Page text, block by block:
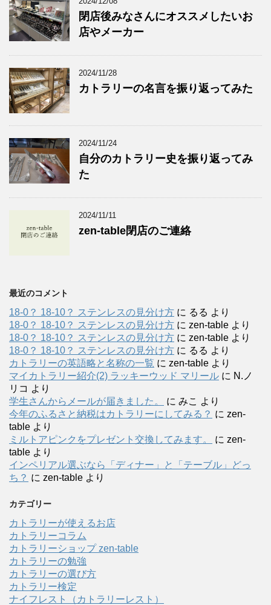
閉店後みなさんにオススメしたいお
店やメーカー
2024/11/28
カトラリーの名言を振り返ってみた
2024/11/24
自分のカトラリー史を振り返ってみ
た
2024/11/11
zen-table閉店のご連絡
最近のコメント
18-0？ 18-10？ ステンレスの見分け方 に るる より
18-0？ 18-10？ ステンレスの見分け方 に zen-table より
18-0？ 18-10？ ステンレスの見分け方 に zen-table より
18-0？ 18-10？ ステンレスの見分け方 に るる より
カトラリーの英語略と名称の一覧 に zen-table より
マイカトラリー紹介(2) ラッキーウッド マリール に N.ノ
リコ より
学生さんからメールが届きました。
に みこ より
今年のふるさと納税はカトラリーにしてみる？ に zen-
table より
ミルトアピンクをプレゼント交換してみます。
に zen-
table より
インペリアル選ぶなら「ディナー」と「テーブル」どっ
ち？ に zen-table より
カテゴリー
カトラリーが使えるお店
カトラリーコラム
カトラリーショップ zen-table
カトラリーの勉強
カトラリーの選び方
カトラリー検定
ナイフレスト（カトラリーレスト）